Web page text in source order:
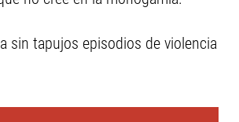
sin tapujos episodios de violencia